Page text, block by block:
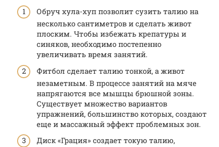
Обруч хула-хуп позволит сузить талию на
несколько сантиметров и сделать живот
плоским. Чтобы избежать крепатуры и
синяков, необходимо постепенно
увеличивать время занятий.
Фитбол сделает талию тонкой, а живот
незаметным. В процессе занятий на мяче
напрягаются все мышцы брюшной зоны.
Существует множество вариантов
упражнений, большинство которых, создают
еще и массажный эффект проблемных зон.
Диск «Грация» создает токую талию,